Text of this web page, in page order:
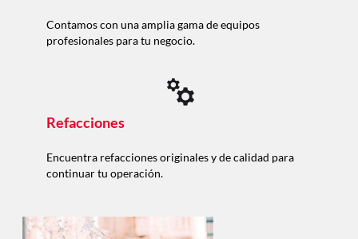
Contamos con una amplia gama de equipos
profesionales para tu negocio.
Refacciones
Encuentra refacciones originales y de calidad para
continuar tu operación.